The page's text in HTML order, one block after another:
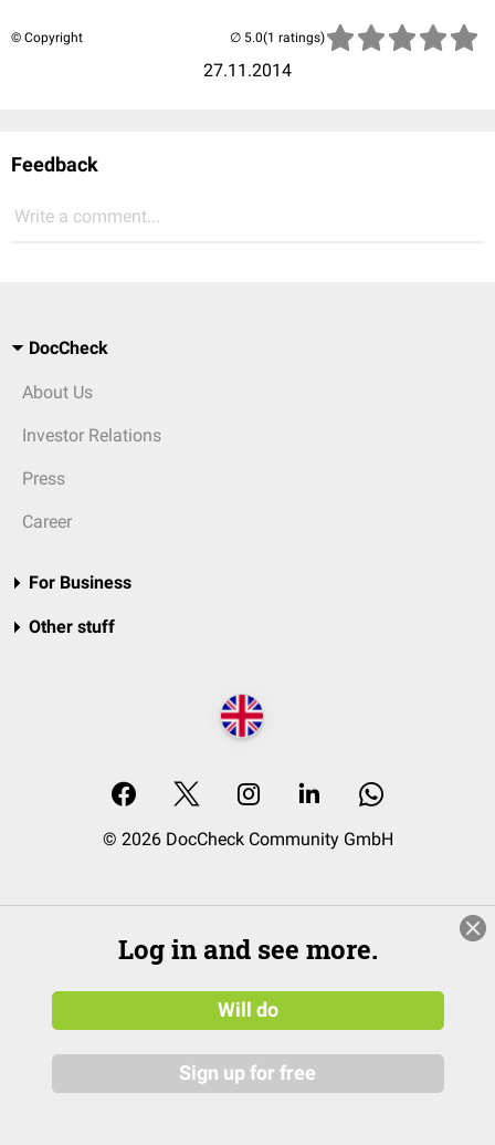
© Copyright
27.11.2014
(1 ratings)
Feedback
Write a comment...
DocCheck
About Us
Investor Relations
Press
Career
For Business
Other stuff
© 2026 DocCheck Community GmbH
Log in and see more.
Will do
Sign up for free